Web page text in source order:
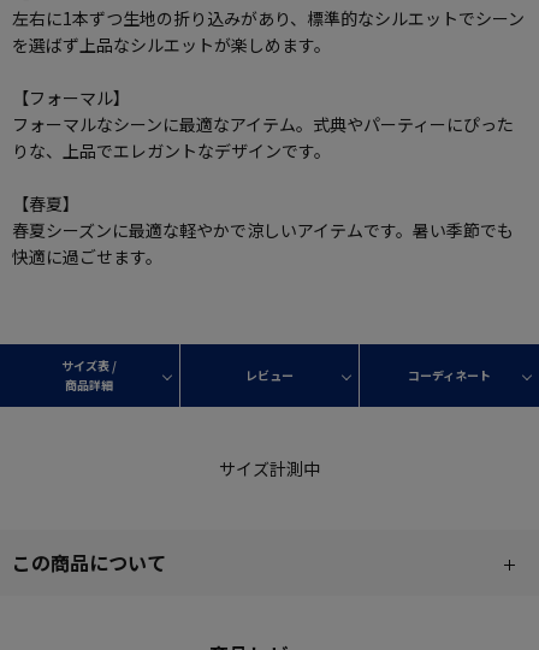
左右に1本ずつ生地の折り込みがあり、標準的なシルエットでシーン
を選ばず上品なシルエットが楽しめます。
【フォーマル】
フォーマルなシーンに最適なアイテム。式典やパーティーにぴった
りな、上品でエレガントなデザインです。
【春夏】
春夏シーズンに最適な軽やかで涼しいアイテムです。暑い季節でも
快適に過ごせます。
サイズ表 /
商品詳細
レビュー コーディネート
サイズ計測中
この商品について